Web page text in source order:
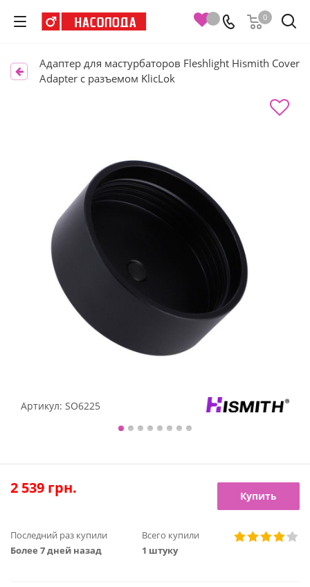
0
Адаптер для мастурбаторов Fleshlight Hismith Cover
Adapter с разъемом KlicLok
Артикул: SO6225
2 539 грн. Купить
Последний раз купили
Более 7 дней назад
Всего купили
1 штуку